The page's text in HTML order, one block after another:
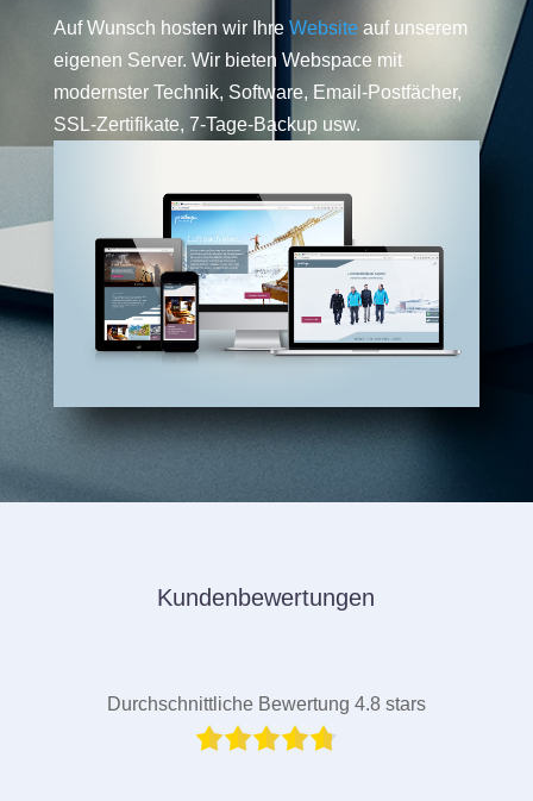
Auf Wunsch hosten wir Ihre Website auf unserem
eigenen Server. Wir bieten Webspace mit
modernster Technik, Software, Email-Postfächer,
SSL-Zertifikate, 7-Tage-Backup usw.
Kundenbewertungen
Durchschnittliche Bewertung 4.8 stars